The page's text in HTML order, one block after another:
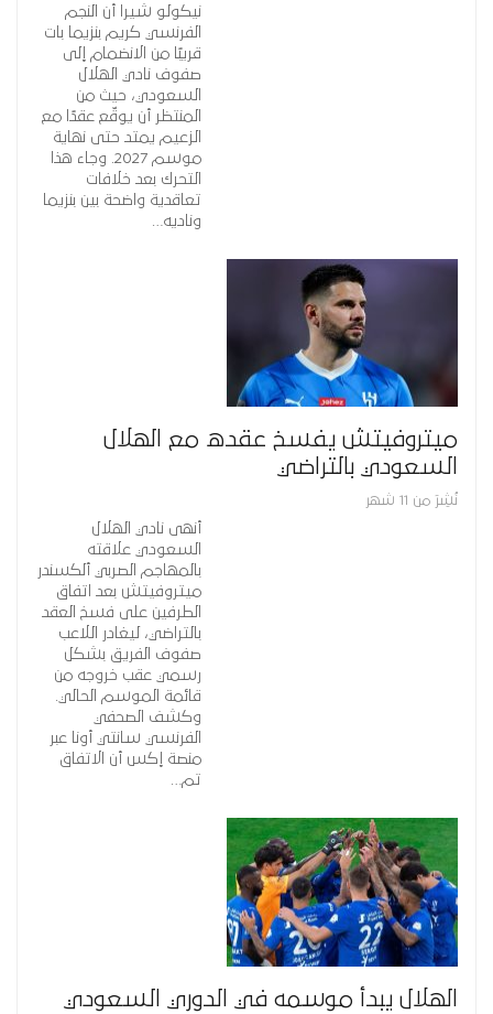
نيكولو شيرا أن النجم
الفرنسي كريم بنزيما بات
قريبًا من الانضمام إلى
صفوف نادي الهلال
السعودي، حيث من
المنتظر أن يوقّع عقدًا مع
الزعيم يمتد حتى نهاية
موسم 2027. وجاء هذا
التحرك بعد خلافات
تعاقدية واضحة بين بنزيما
وناديه…
ميتروفيتش يفسخ عقده مع الهلال
السعودي بالتراضي
نُشِرَ من 11 شهر
أنهى نادي الهلال
السعودي علاقته
بالمهاجم الصربي ألكسندر
ميتروفيتش بعد اتفاق
الطرفين على فسخ العقد
بالتراضي، ليغادر اللاعب
صفوف الفريق بشكل
رسمي عقب خروجه من
قائمة الموسم الحالي.
وكشف الصحفي
الفرنسي سانتي أونا عبر
منصة إكس أن الاتفاق
تم…
الهلال يبدأ موسمه في الدوري السعودي